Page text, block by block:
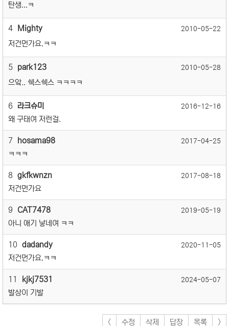
탄생...ㅋ
4 Mighty 2010-05-22
저건먼가요.ㅋㅋ
5 park123 2010-05-28
으앜.. 쉑스쉑스 ㅋㅋㅋㅋ
6 라크슈미 2016-12-16
왜 구태여 저런걸.
7 hosama98 2017-04-25
ㅋㅋㅋ
8 gkfkwnzn 2017-08-18
저건먼가요
9 CAT7478 2019-05-19
아니 애기 낳네여 ㅋㅋ
10 dadandy 2020-11-05
저건먼가요.ㅋㅋ
11 kjkj7531 2024-05-07
발상이 기발
< 수정 삭제 답장 목록 >